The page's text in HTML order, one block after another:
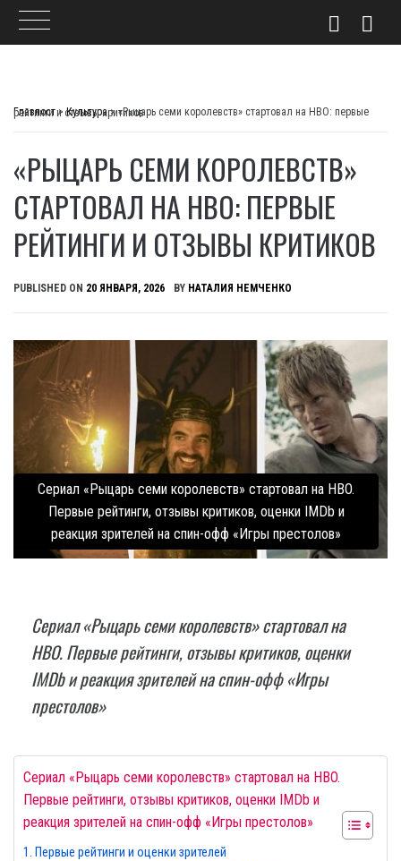
Главпост>Культура>
«Рыцарь семи королевств» стартовал на HBO: первые рейтинги и отзывы критиков
«РЫЦАРЬ СЕМИ КОРОЛЕВСТВ»
СТАРТОВАЛ НА HBO: ПЕРВЫЕ
РЕЙТИНГИ И ОТЗЫВЫ КРИТИКОВ
PUBLISHED ON 20 ЯНВАРЯ, 2026 BY НАТАЛИЯ НЕМЧЕНКО
Сериал «Рыцарь семи королевств» стартовал на HBO.
Первые рейтинги, отзывы критиков, оценки IMDb и
реакция зрителей на спин-офф «Игры престолов»
Сериал «Рыцарь семи королевств» стартовал на
HBO. Первые рейтинги, отзывы критиков, оценки
IMDb и реакция зрителей на спин-офф «Игры
престолов»
Сериал «Рыцарь семи королевств» стартовал на HBO.
Первые рейтинги, отзывы критиков, оценки IMDb и
реакция зрителей на спин-офф «Игры престолов»
Первые рейтинги и оценки зрителей